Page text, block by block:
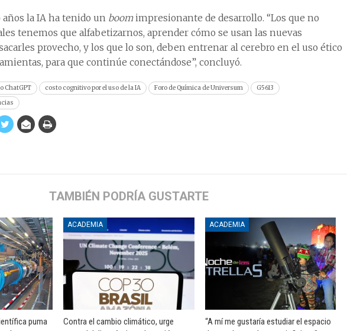
la IA ha tenido un boomimpresionante de desarrollo. “Los que no
tenemos que alfabetizarnos, aprender cómo se usan las nuevas
provecho, y los que lo son, deben entrenar al cerebro en el uso ético
para que continúe conectándose”, concluyó.
ChatGPT costo cognitivo por el uso de la IA Foro de Química de Universum
G5613
TAMBIÉN PODRÍA GUSTARTE
puma
ACADEMIA
Contra el cambio climático, urge
ACADEMIA
“A mí me gustaría estudiar el espacio